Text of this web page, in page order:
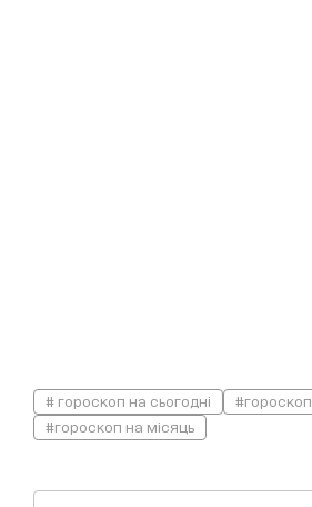
# гороскоп на сьогодні
#гороскоп
#гороскоп на місяць